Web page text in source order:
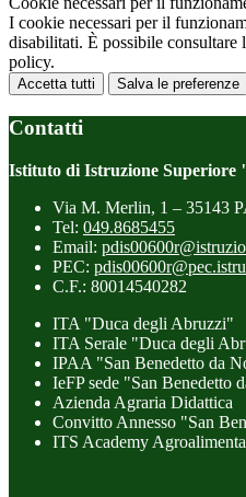
I cookie necessari per il
disabilitati. È possibile consultare
policy.
Accetta tutti Salva le preferenze
Contatti
Istituto di Istruzione Superiore
Via M. Merlin, 1 – 35143
Tel: 049.8685455
Email:
PEC:
C.F.: 80014540282
ITA "Duca degli Abruzzi"
ITA Serale "Duca degli
IPAA "San Benedetto da
IeFP sede "San Benedetto
Azienda Agraria Didattica
Convitto Annesso "San
ITS Academy